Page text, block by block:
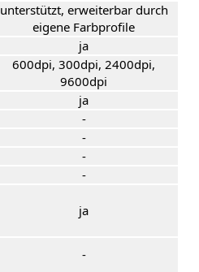
unterstützt, erweiterbar durch
eigene Farbprofile
ja
600dpi, 300dpi, 2400dpi,
9600dpi
ja
-
-
-
-
ja
-